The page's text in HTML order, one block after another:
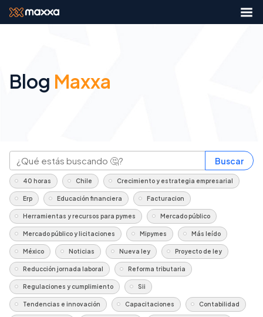
Blog Maxxa
Buscar
40 horas Chile Crecimiento y estrategia empresarial
Erp Educación financiera Facturacion
Herramientas y recursos para pymes Mercado público
Mercado público y licitaciones Mipymes Más leído
México Noticias Nueva ley Proyecto de ley
Reducción jornada laboral Reforma tributaria
Regulaciones y cumplimiento Sii
Tendencias e innovación Capacitaciones Contabilidad